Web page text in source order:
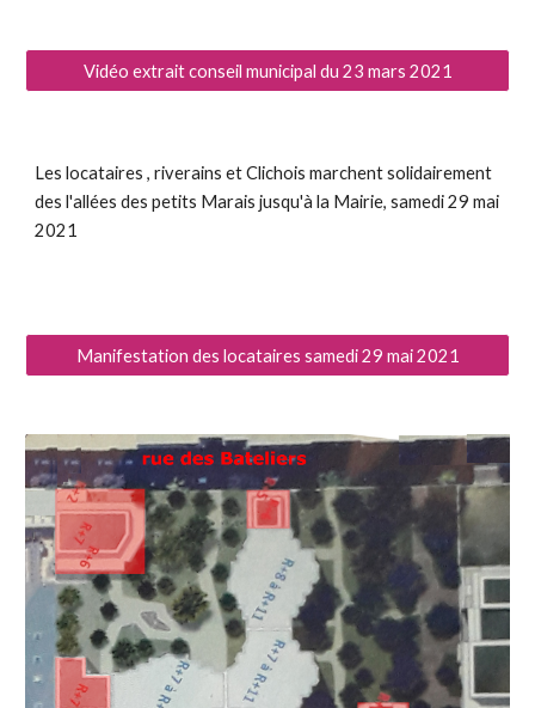
Vidéo extrait conseil municipal du 23 mars 2021
Les locataires , riverains et Clichois marchent solidairement
des l'allées des petits Marais jusqu'à la Mairie, samedi 29 mai
2021
Manifestation des locataires samedi 29 mai 2021